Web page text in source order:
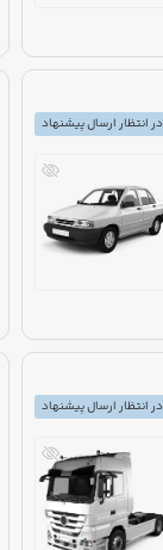
در انتظار ارسال پیشنهاد
در انتظار ارسال پیشنهاد